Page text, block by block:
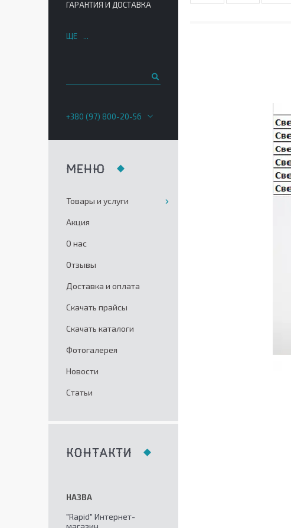
ГАРАНТИЯ И ДОСТАВКА
ЩЕ
+380 (97) 800-20-56
Товары и услуги
Акция
О нас
Отзывы
Доставка и оплата
Скачать прайсы
Скачать каталоги
Фотогалерея
Новости
Статьи
КОНТАКТИ
"Rapid" Интернет-
магазин